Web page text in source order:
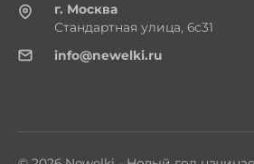
г. Москва
Стандартная улица, 6с31
info@newelki.ru